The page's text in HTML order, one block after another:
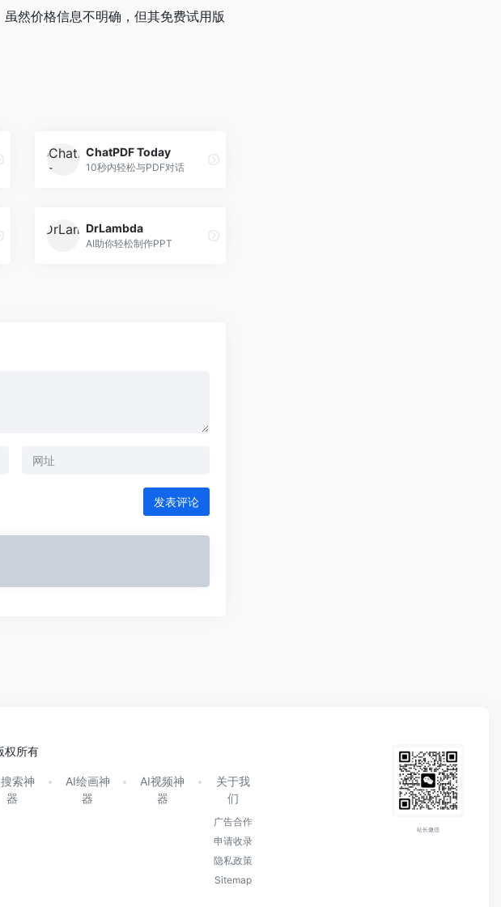
然价格信息不明确，但其免费试用版
ChatPDF Today
10秒内轻松与PDF对话
DrLambda
AI助你轻松制作PPT
发表评论
权所有
索神
器
AI绘画神
器
AI视频神
器
关于我
们
广告合作
申请收录
隐私政策
Sitemap
站长微信